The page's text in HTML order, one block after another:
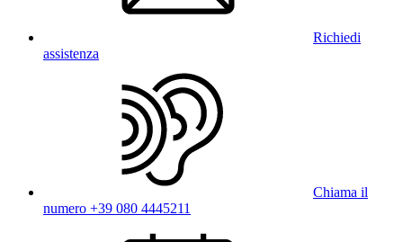
Richiedi
assistenza
Chiama il
numero +39 080 4445211